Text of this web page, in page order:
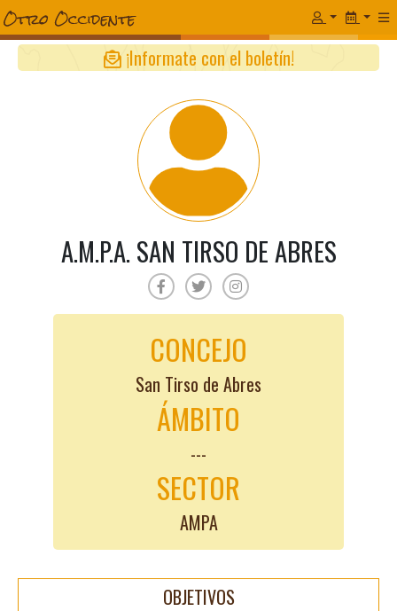
¡Informate con el boletín!
A.M.P.A. SAN TIRSO DE ABRES
CONCEJO
ÁMBITO
SECTOR
San Tirso de Abres
---
AMPA
OBJETIVOS